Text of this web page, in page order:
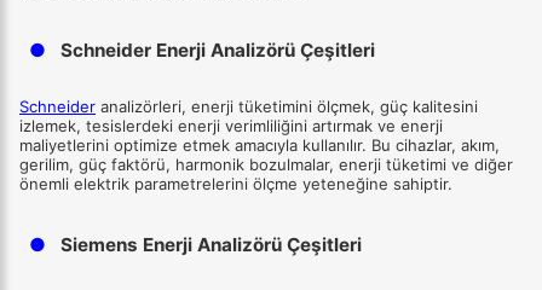
● Schneider Enerji Analizörü Çeşitleri
Schneider analizörleri, enerji tüketimini ölçmek, güç kalitesini
izlemek, tesislerdeki enerji verimliliğini artırmak ve enerji
maliyetlerini optimize etmek amacıyla kullanılır. Bu cihazlar, akım,
gerilim, güç faktörü, harmonik bozulmalar, enerji tüketimi ve diğer
önemli elektrik parametrelerini ölçme yeteneğine sahiptir.
● Siemens Enerji Analizörü Çeşitleri